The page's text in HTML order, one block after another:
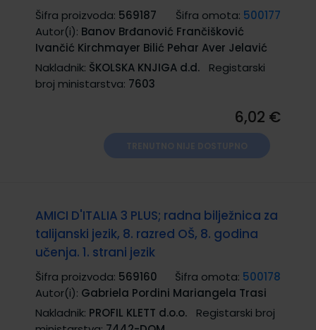
Šifra proizvoda: 569187 Šifra omota: 500177
Autor(i): Banov Brđanović Frančišković
Ivančić Kirchmayer Bilić Pehar Aver Jelavić
Nakladnik: ŠKOLSKA KNJIGA d.d.
Registarski
broj ministarstva: 7603
6,02 €
AMICI D'ITALIA 3 PLUS; radna bilježnica za
talijanski jezik, 8. razred OŠ, 8. godina
učenja. 1. strani jezik
Šifra proizvoda: 569160 Šifra omota: 500178
Autor(i): Gabriela Pordini Mariangela Trasi
Nakladnik: PROFIL KLETT d.o.o.
Registarski broj